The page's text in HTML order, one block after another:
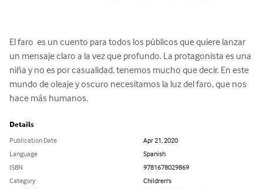
El faro  es un cuento para todos los públicos que quiere lanzar
un mensaje claro a la vez que profundo. La protagonista es una
niña y no es por casualidad, tenemos mucho que decir. En este
mundo de oleaje y oscuro necesitamos la luz del faro, que nos
hace más humanos.
Details
Publication Date
Apr 21, 2020
Language
Spanish
ISBN
9781678029869
Category
Children's